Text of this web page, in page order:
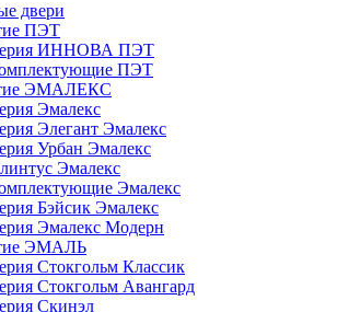
двери
ПЭТ
ИННОВА ПЭТ
ПЭТ
ЭМАЛЕКС
Эмалекс
Элегант Эмалекс
Урбан Эмалекс
Эмалекс
Эмалекс
Бэйсик Эмалекс
Эмалекс Модерн
ЭМАЛЬ
Стокгольм Классик
Стокгольм Авангард
Скинэл